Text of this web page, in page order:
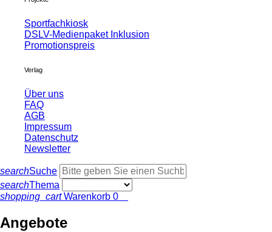
Sportfachkiosk
DSLV-Medienpaket Inklusion
Promotionspreis
Verlag
Über uns
FAQ
AGB
Impressum
Datenschutz
Newsletter
searchSuche
searchThema
shopping_cartWarenkorb 0
Angebote